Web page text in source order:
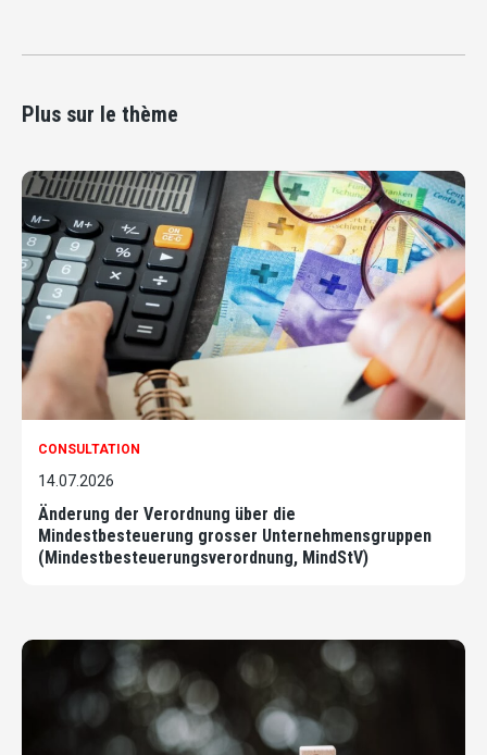
Plus sur le thème
CONSULTATION
14.07.2026
Änderung der Verordnung über die
Mindestbesteuerung grosser Unternehmensgruppen
(Mindestbesteuerungsverordnung, MindStV)